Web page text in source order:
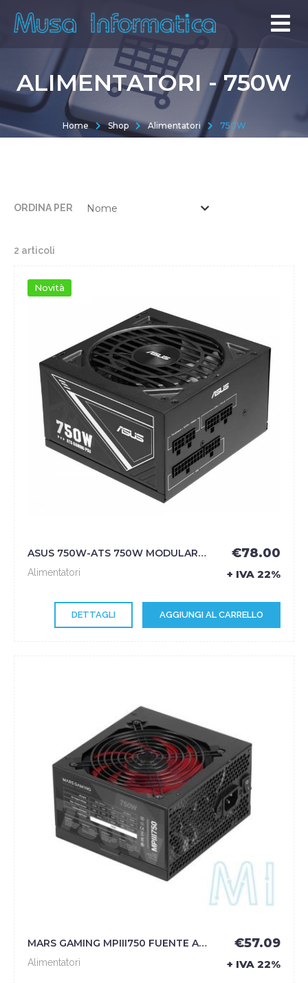
ALIMENTATORI - 750W
Home Shop Alimentatori 750W
ORDINA PER
2 articoli
Novità
ASUS 750W-ATS 750W MODULARE 80+ GOLD PFC ATTIVO ATX - ASUS
Alimentatori
€78.00
+ IVA 22%
DETTAGLI AGGIUNGI AL CARRELLO
MARS GAMING MPIII750 FUENTE ALIMENTACION PC 750W ATX 85 EFICIENCIA - ALTRA
Alimentatori
€57.09
+ IVA 22%